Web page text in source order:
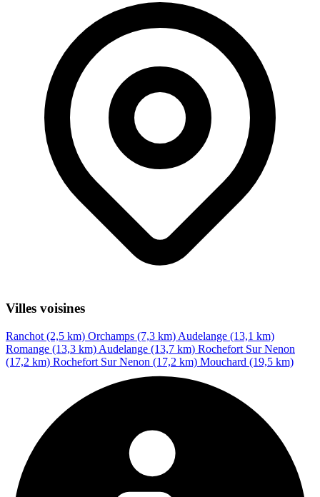
Villes voisines
Ranchot (2,5 km) Orchamps (7,3 km) Audelange (13,1 km)
Romange (13,3 km) Audelange (13,7 km) Rochefort Sur Nenon
(17,2 km) Rochefort Sur Nenon (17,2 km) Mouchard (19,5 km)